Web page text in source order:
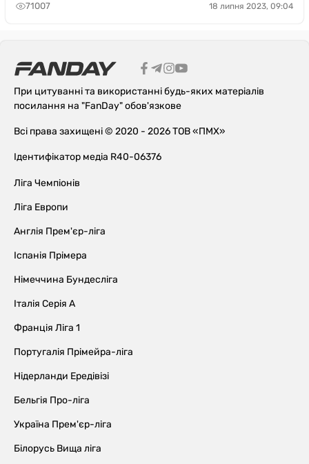
71007 18 липня 2023, 09:04
При цитуванні та використанні будь-яких матеріалів
посилання на "FanDay" обов'язкове
Всі права захищені © 2020 - 2026 ТОВ «ПМХ»
Ідентифікатор медіа R40-06376
Ліга Чемпіонів
Ліга Европи
Англія Прем'єр-ліга
Іспанія Прімера
Німеччина Бундесліга
Італія Серія А
Франція Ліга 1
Португалія Прімейра-ліга
Нідерланди Ередівізі
Бельгія Про-ліга
Україна Прем'єр-ліга
Білорусь Вища ліга